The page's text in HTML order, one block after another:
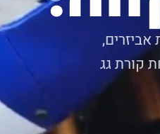
אביזרים,
קורת גג